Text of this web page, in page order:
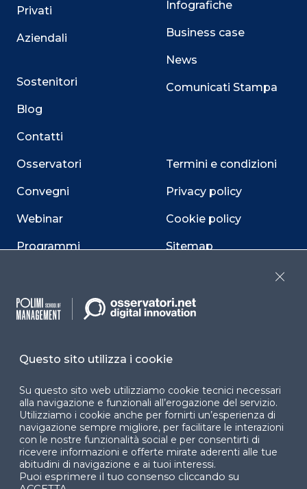
Privati
Aziendali
Sostenitori
Blog
Contatti
Osservatori
Convegni
Webinar
Programmi
Infografiche
Business case
News
Comunicati Stampa
Termini e condizioni
Privacy policy
Cookie policy
Sitemap
Facebook LinkedIn
YouTube X
Questo sito utilizza i cookie
Su questo sito web utilizziamo cookie tecnici necessari
alla navigazione e funzionali all’erogazione del servizio.
Utilizziamo i cookie anche per fornirti un’esperienza di
navigazione sempre migliore, per facilitare le interazioni
con le nostre funzionalità social e per consentirti di
ricevere informazioni e offerte mirate aderenti alle tue
abitudini di navigazione e ai tuoi interessi.
Puoi esprimere il tuo consenso cliccando su